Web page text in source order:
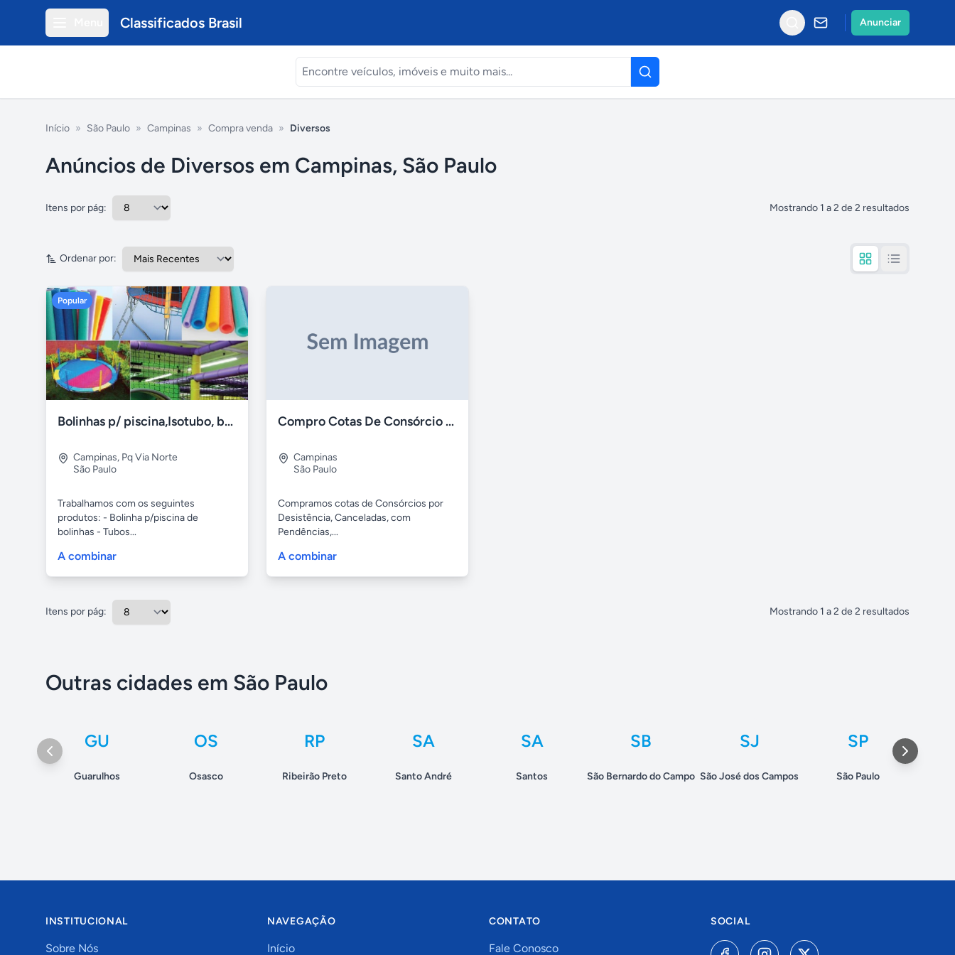
Classificados Brasil Anunciar
Início » São Paulo » Campinas » Compra venda » Diversos
Anúncios de Diversos em Campinas, São Paulo
Itens por pág: Mostrando 1 a2 de 2 resultados
Ordenar por:
Popular
Bolinhas p/ piscina,Isotubo, brinquedão
Campinas, Pq Via Norte
São Paulo
Trabalhamos com os seguintes
produtos: - Bolinha p/piscina de
bolinhas - Tubos...
A combinar
Compro Cotas De Consórcio Cancelada
Campinas
São Paulo
Compramos cotas de Consórcios por
Desistência, Canceladas, com
Pendências,...
A combinar
Itens por pág: Mostrando 1 a2 de 2 resultados
Outras cidades em São Paulo
GU
Guarulhos
OS
Osasco
RP
Ribeirão Preto
SA
Santo André
SA
Santos
SB
São Bernardo do Campo
SJ
São José dos Campos
SP
São Paulo
INSTITUCIONAL
Sobre Nós
NAVEGAÇÃO
Início
CONTATO
Fale Conosco
SOCIAL